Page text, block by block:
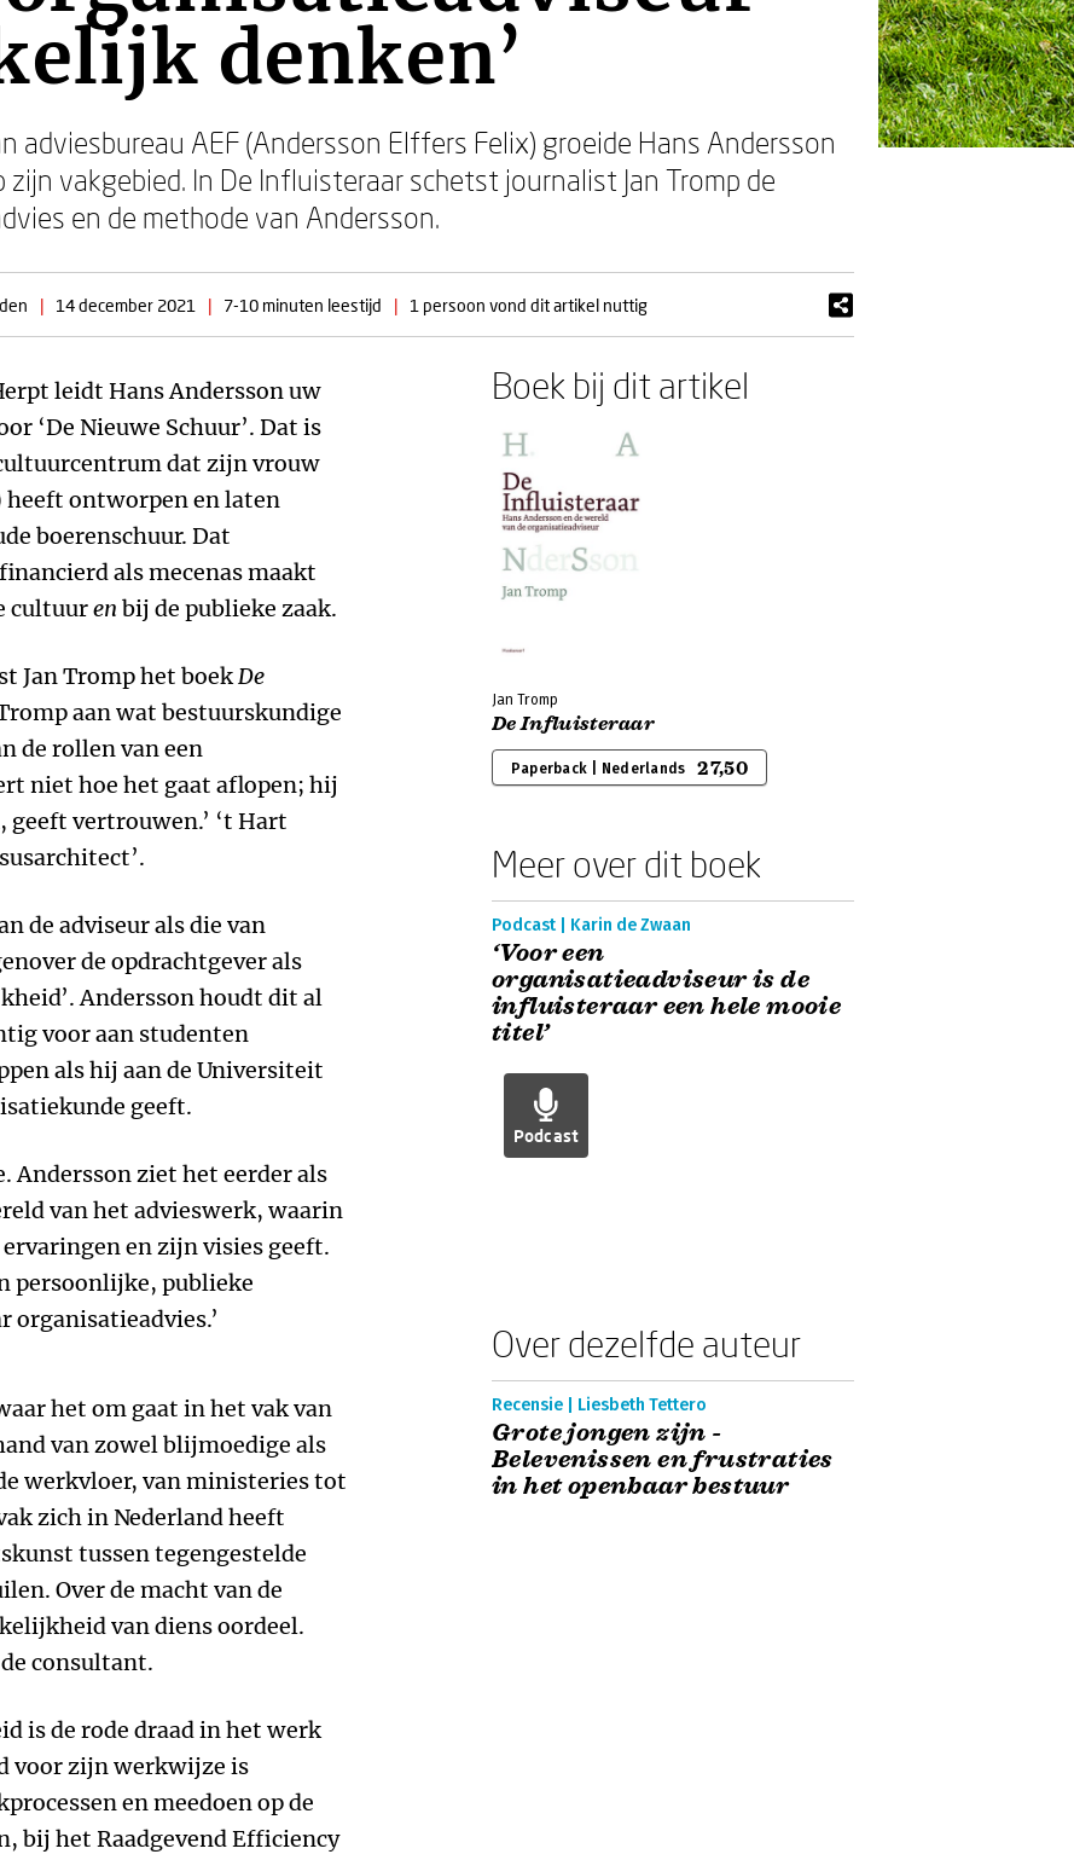
denken’
adviesbureau AEF (Andersson Elffers Felix) groeide Hans Andersson
vakgebied. In De Influisteraar schetst journalist Jan Tromp de
en de methode van Andersson.
| 14 december 2021 | 7-10 minuten leestijd | 1 persoon vond dit artikel nuttig
leidt Hans Andersson uw
‘De Nieuwe Schuur’. Dat is
dat zijn vrouw
heeft ontworpen en laten
boerenschuur. Dat
als mecenas maakt
cultuuren bij de publieke zaak.
Jan Tromp het boekDe
aan wat bestuurskundige
de rollen van een
niet hoe het gaat aflopen; hij
vertrouwen.’ ‘t Hart
de adviseur als die van
de opdrachtgever als
Andersson houdt dit al
voor aan studenten
als hij aan de Universiteit
geeft.
Andersson ziet het eerder als
van het advieswerk, waarin
en zijn visies geeft.
persoonlijke, publieke
het om gaat in het vak van
van zowel blijmoedige als
werkvloer, van ministeries tot
zich in Nederland heeft
tussen tegengestelde
Over de macht van de
van diens oordeel.
consultant.
is de rode draad in het werk
voor zijn werkwijze is
en meedoen op de
bij het Raadgevend Efficiency
Boek bij dit artikel
Jan Tromp
De Influisteraar
Paperback | Nederlands 27,50
Meer over dit boek
Podcast | Karin de Zwaan
‘Voor een
organisatieadviseur is de
influisteraar een hele mooie
titel’
Podcast
Over dezelfde auteur
Recensie | Liesbeth Tettero
Grote jongen zijn -
Belevenissen en frustraties
in het openbaar bestuur